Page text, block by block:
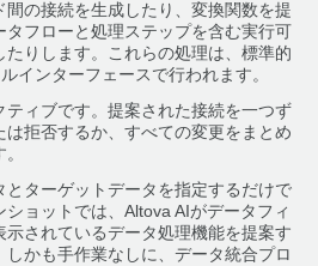
の接続を生成したり、変換関数を提
フローと処理ステップを含む実行可
りします。これらの処理は、標準的
インターフェースで行われます。
ティブです。提案された接続を一つず
拒否するか、すべての変更をまとめ
ターゲットデータを指定するだけで
ョットでは、Altova AIがデータフィ
されているデータ処理機能を提案す
しかも手作業なしに、データ統合プロ